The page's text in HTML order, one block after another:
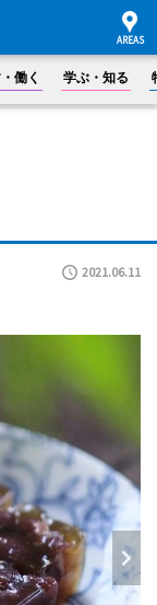
働く 学ぶ・知る
2021.06.11